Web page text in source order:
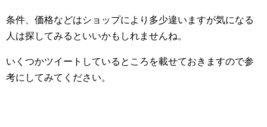
条件、価格などはショップにより多少違いますが気になる
人は探してみるといいかもしれませんね。
いくつかツイートしているところを載せておきますので参
考にしてみてください。